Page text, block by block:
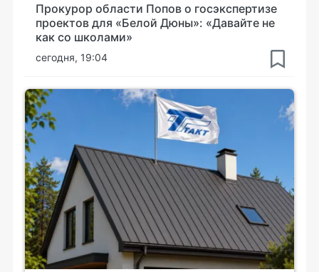
Прокурор области Попов о госэкспертизе
проектов для «Белой Дюны»: «Давайте не
как со школами»
сегодня, 19:04